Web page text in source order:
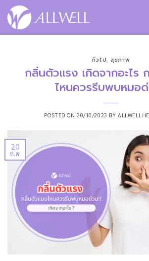
ข้าม
ไป
ทั่วไป,สุขภาพ
กลิ่นตัวแรง เกิดจากอะไร
ไหนควรรีบพบหมอ
POSTED ON20/10/2023 BY
20
ต.ค.